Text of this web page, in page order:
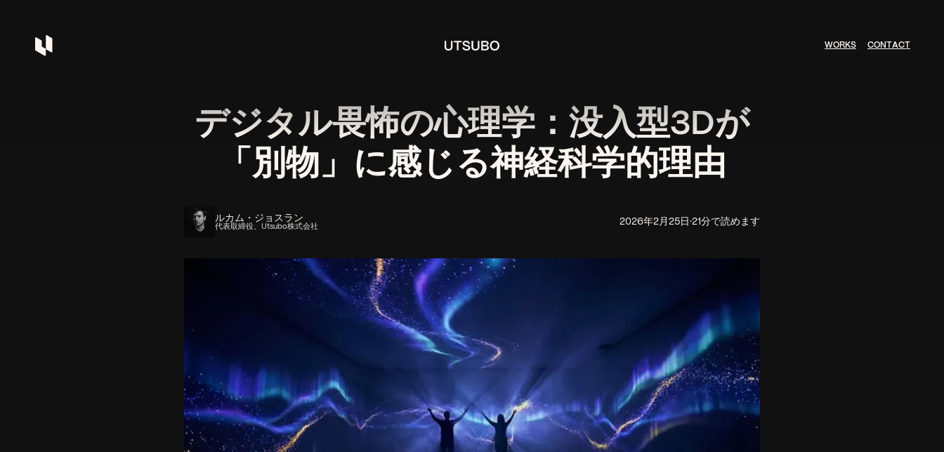
WORKS CONTACT
デジタル畏怖の心理学：没入型3Dが
「別物」に感じる神経科学的理由
ルカム・ジョスラン
代表取締役、Utsubo株式会社 2026年2月25日 ·21分で読めます